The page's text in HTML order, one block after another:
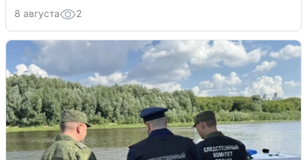
8 августа 2